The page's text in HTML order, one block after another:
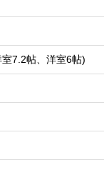
7.2帖、洋室6帖)